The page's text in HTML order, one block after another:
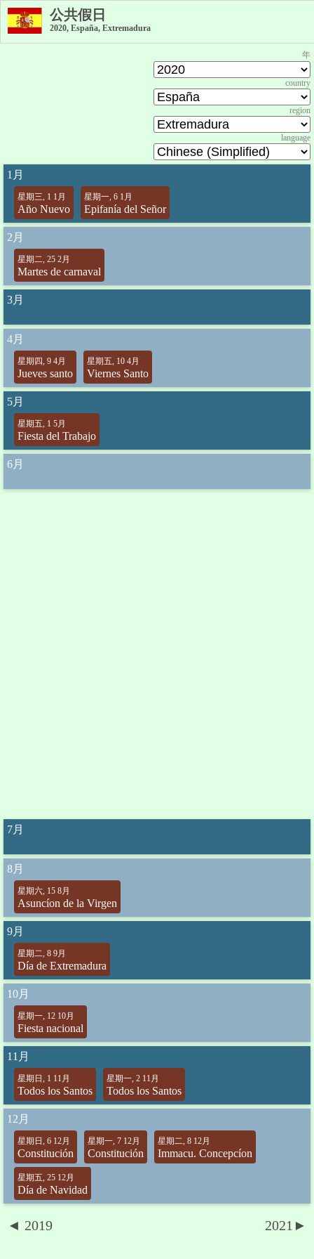
公共假日
2020, España, Extremadura
年
country
region
language
1月
星期三, 1 1月
Año Nuevo
星期一, 6 1月
Epifanía del Señor
2月
星期二, 25 2月
Martes de carnaval
3月
4月
星期四, 9 4月
Jueves santo
星期五, 10 4月
Viernes Santo
5月
星期五, 1 5月
Fiesta del Trabajo
6月
7月
8月
星期六, 15 8月
Asuncíon de la Virgen
9月
星期二, 8 9月
Día de Extremadura
10月
星期一, 12 10月
Fiesta nacional
11月
星期日, 1 11月
Todos los Santos
星期一, 2 11月
Todos los Santos
12月
星期日, 6 12月
Constitución
星期一, 7 12月
Constitución
星期二, 8 12月
Immacu. Concepcíon
星期五, 25 12月
Día de Navidad
◄ 2019 2021►